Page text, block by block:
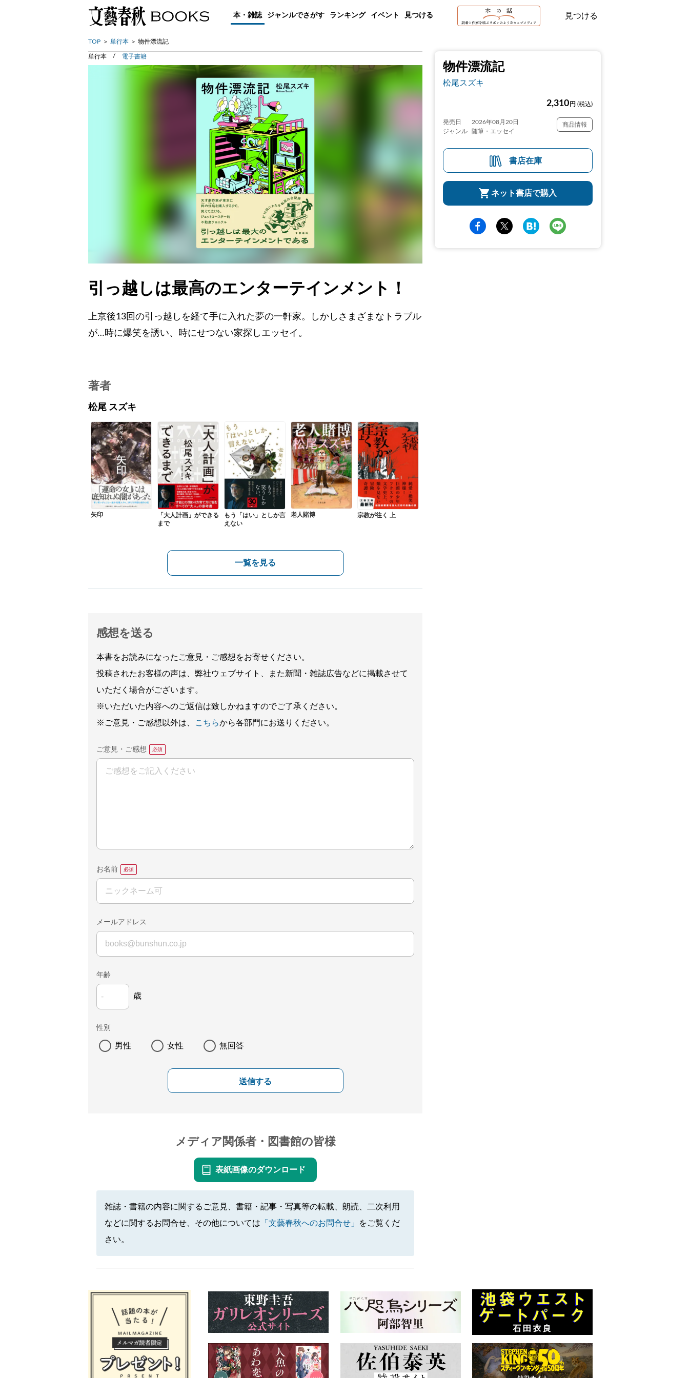
本・雑誌 ジャンルでさがす ランキング イベント 見つける 見つける
TOP 単行本 物件漂流記
物件漂流記
松尾スズキ
2,310 円 (税込)
発売日
2026年08月20日
ジャンル
随筆・エッセイ
商品情報
書店在庫
ネット書店で購入
単行本 電子書籍
引っ越しは最高のエンターテインメント！
上京後13回の引っ越しを経て手に入れた夢の一軒家。しかしさまざまなトラブル
が…時に爆笑を誘い、時にせつない家探しエッセイ。
著者
松尾 スズキ
矢印
「大人計画」ができる
まで
もう「はい」としか言
えない
老人賭博 宗教が往く 上
一覧を見る
感想を送る
本書をお読みになったご意見・ご感想をお寄せください。
投稿されたお客様の声は、弊社ウェブサイト、また新聞・雑誌広告などに掲載させて
いただく場合がございます。
※いただいた内容へのご返信は致しかねますのでご了承ください。
※ご意見・ご感想以外は、
こちらから各部門にお送りください。
ご意見・ご感想
お名前
メールアドレス
年齢
歳
性別
男性 女性 無回答
送信する
メディア関係者・図書館の皆様
表紙画像のダウンロード
雑誌・書籍の内容に関するご意見、書籍・記事・写真等の転載、朗読、二次利用
などに関するお問合せ、その他については 「文藝春秋へのお問合せ」
をご覧くだ
さい。